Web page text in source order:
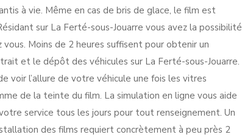
à vie. Même en cas de bris de glace, le film est
sur La Ferté-sous-Jouarre vous avez la possibilité
Moins de 2 heures suffisent pour obtenir un
et le dépôt des véhicules sur La Ferté-sous-Jouarre.
voir l’allure de votre véhicule une fois les vitres
de la teinte du film. La simulation en ligne vous aide
service tous les jours pour tout renseignement. Un
des films requiert concrètement à peu près 2